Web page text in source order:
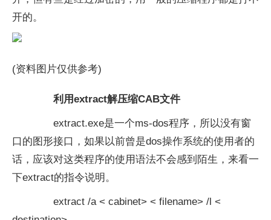
开的。
(资料图片仅供参考)
利用extract解压缩CAB文件
extract.exe是一个ms-dos程序，所以没有窗
口的图形接口，如果以前曾是dos操作系统的使用者的
话，应该对这类程序的使用语法不会感到陌生，来看一
下extract的指令说明。
extract /a < cabinet> < filename> /l <